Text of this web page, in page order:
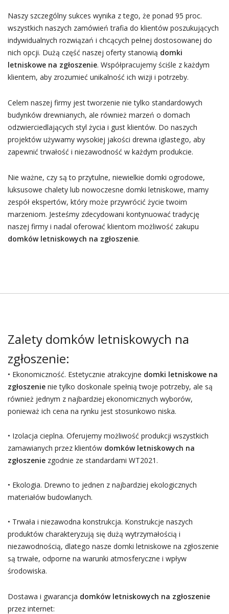
Naszy szczególny sukces wynika z tego, że ponad 95 proc.
wszystkich naszych zamówień trafia do klientów poszukujących
indywidualnych rozwiązań i chcących pełnej dostosowanej do
nich opcji. Dużą część naszej oferty stanowią domki
letniskowe na zgłoszenie. Współpracujemy ściśle z każdym
klientem, aby zrozumieć unikalność ich wizji i potrzeby.
Celem naszej firmy jest tworzenie nie tylko standardowych
budynków drewnianych, ale również marzeń o domach
odzwierciedlających styl życia i gust klientów. Do naszych
projektów używamy wysokiej jakości drewna iglastego, aby
zapewnić trwałość i niezawodność w każdym produkcie.
Nie ważne, czy są to przytulne, niewielkie domki ogrodowe,
luksusowe chalety lub nowoczesne domki letniskowe, mamy
zespół ekspertów, który może przywrócić życie twoim
marzeniom. Jesteśmy zdecydowani kontynuować tradycję
naszej firmy i nadal oferować klientom możliwość zakupu
domków letniskowych na zgłoszenie.
Zalety domków letniskowych na
zgłoszenie:
• Ekonomiczność. Estetycznie atrakcyjne domki letniskowe na
zgłoszenienie tylko doskonale spełnią twoje potrzeby, ale są
również jednym z najbardziej ekonomicznych wyborów,
ponieważ ich cena na rynku jest stosunkowo niska.
• Izolacja cieplna. Oferujemy możliwość produkcji wszystkich
zamawianych przez klientów domków letniskowych na
zgłoszeniezgodnie ze standardami WT2021.
• Ekologia. Drewno to jednen z najbardziej ekologicznych
materiałów budowlanych.
• Trwała i niezawodna konstrukcja. Konstrukcje naszych
produktów charakteryzują się dużą wytrzymałością i
niezawodnością, dlatego nasze domki letniskowe na zgłoszenie
są trwałe, odporne na warunki atmosferyczne i wpływ
środowiska.
Dostawa i gwarancja domków letniskowych na zgłoszenie
przez internet: